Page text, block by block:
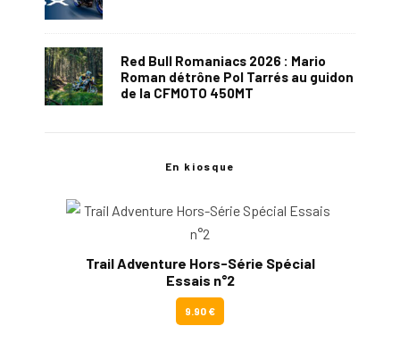
Red Bull Romaniacs 2026 : Mario
Roman détrône Pol Tarrés au guidon
de la CFMOTO 450MT
En kiosque
Trail Adventure Hors-Série Spécial
Essais n°2
9.90 €